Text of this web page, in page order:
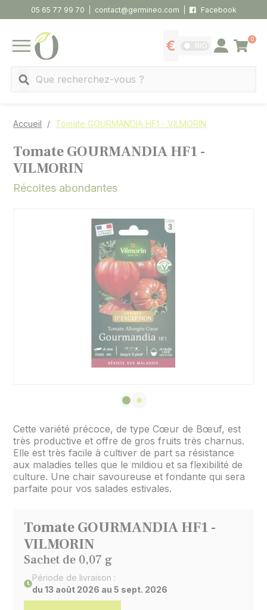
05 65 77 99 70 contact@germineo.com Facebook
MENU
Afficher les tarifs
BIO Se connecter
0
Panier
Accueil Tomate GOURMANDIA HF1 - VILMORIN
Tomate GOURMANDIA HF1 -
VILMORIN
Récoltes abondantes
Cette variété précoce, de type Cœur de Bœuf, est
très productive et offre de gros fruits très charnus.
Elle est très facile à cultiver de part sa résistance
aux maladies telles que le mildiou et sa flexibilité de
culture. Une chair savoureuse et fondante qui sera
parfaite pour vos salades estivales.
Tomate GOURMANDIA HF1 -
VILMORIN
Sachet de 0,07 g
Période de livraison :
du 13 août 2026 au 5 sept. 2026
Panneau de gestion des cookies